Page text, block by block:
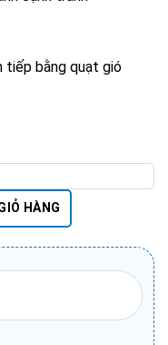
tiếp bằng quạt gió
HÀNG